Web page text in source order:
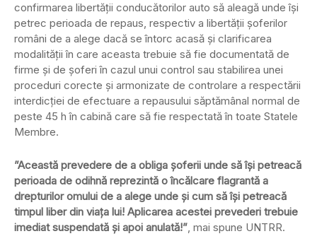
confirmarea libertății conducătorilor auto să aleagă unde își
petrec perioada de repaus, respectiv a libertății șoferilor
români de a alege dacă se întorc acasă și clarificarea
modalității în care aceasta trebuie să fie documentată de
firme și de șoferi în cazul unui control sau stabilirea unei
proceduri corecte și armonizate de controlare a respectării
interdicției de efectuare a repausului săptămânal normal de
peste 45 h în cabină care să fie respectată în toate Statele
Membre.
”Această prevedere de a obliga șoferii unde să își petreacă
perioada de odihnă reprezintă o încălcare flagrantă a
drepturilor omului de a alege unde și cum să își petreacă
timpul liber din viața lui! Aplicarea acestei prevederi trebuie
imediat suspendată și apoi anulată!”, mai spune UNTRR.